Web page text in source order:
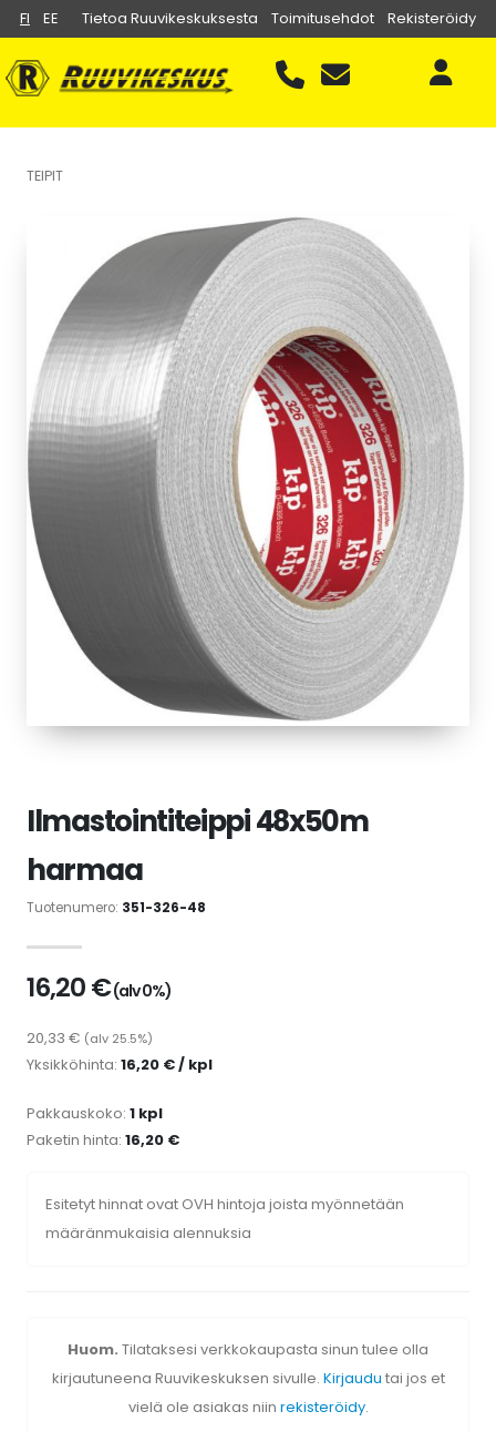
FI EE Tietoa Ruuvikeskuksesta Toimitusehdot Rekisteröidy
TEIPIT
Ilmastointiteippi 48x50m
harmaa
Tuotenumero: 351-326-48
16,20 €(alv 0%)
20,33 € (alv 25.5%)
Yksikköhinta: 16,20 € / kpl
Pakkauskoko: 1 kpl
Paketin hinta: 16,20 €
Esitetyt hinnat ovat OVH hintoja joista myönnetään
määränmukaisia alennuksia
Huom. Tilataksesi verkkokaupasta sinun tulee olla
kirjautuneena Ruuvikeskuksen sivulle. Kirjaudu tai jos et
vielä ole asiakas niin rekisteröidy.